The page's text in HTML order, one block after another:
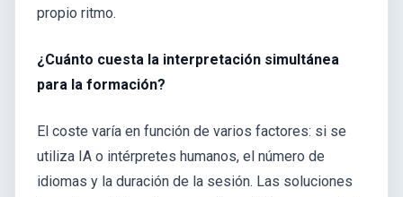
propio ritmo.
¿Cuánto cuesta la interpretación simultánea
para la formación?
El coste varía en función de varios factores: si se
utiliza IA o intérpretes humanos, el número de
idiomas y la duración de la sesión. Las soluciones